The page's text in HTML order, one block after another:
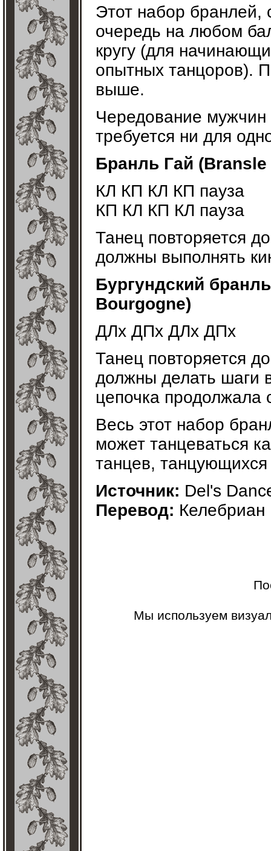
Этот набор бранлей,
очередь на любом
кругу (для
опытных танцоров).
выше.
Чередование
требуется ни для
Бранль Гай (Bransle
КЛ КП КЛ КП пауза
КП КЛ КП КЛ пауза
Танец повторяется
должны выполнять
Бургундский
Bourgogne)
ДЛх ДПх ДЛх ДПх
Танец повторяется
должны делать шаги
цепочка продолжала
Весь этот набор
может танцеваться
танцев,
Источник: Del's
Перевод: Келебриан
Мы используем